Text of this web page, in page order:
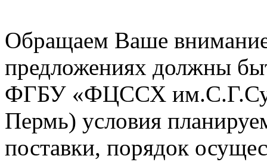
Обращаем Ваше
предложениях должны
ФГБУ «ФЦССХ
Пермь) условия
поставки, порядок